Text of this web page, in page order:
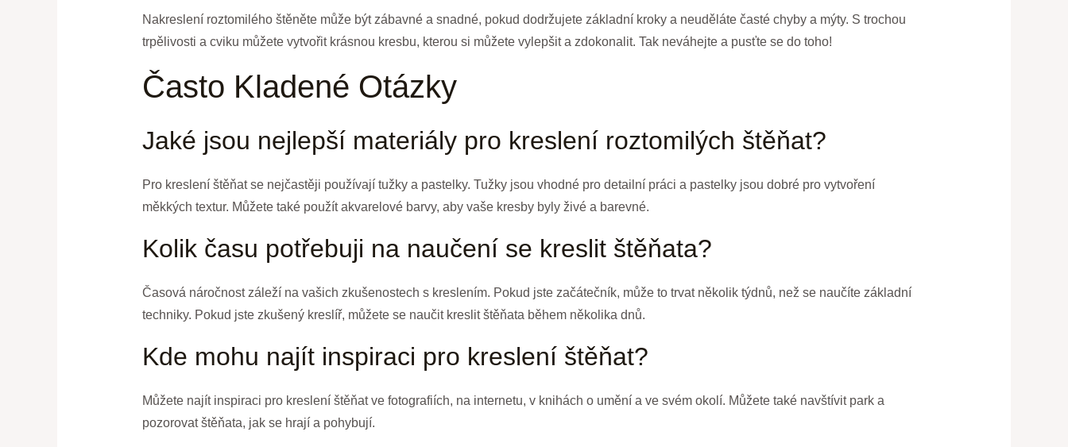
Nakreslení roztomilého štěněte může být zábavné a snadné, pokud dodržujete základní kroky a neuděláte časté chyby a mýty. S trochou
trpělivosti a cviku můžete vytvořit krásnou kresbu, kterou si můžete vylepšit a zdokonalit. Tak neváhejte a pusťte se do toho!
Často Kladené Otázky
Jaké jsou nejlepší materiály pro kreslení roztomilých štěňat?
Pro kreslení štěňat se nejčastěji používají tužky a pastelky. Tužky jsou vhodné pro detailní práci a pastelky jsou dobré pro vytvoření
měkkých textur. Můžete také použít akvarelové barvy, aby vaše kresby byly živé a barevné.
Kolik času potřebuji na naučení se kreslit štěňata?
Časová náročnost záleží na vašich zkušenostech s kreslením. Pokud jste začátečník, může to trvat několik týdnů, než se naučíte základní
techniky. Pokud jste zkušený kreslíř, můžete se naučit kreslit štěňata během několika dnů.
Kde mohu najít inspiraci pro kreslení štěňat?
Můžete najít inspiraci pro kreslení štěňat ve fotografiích, na internetu, v knihách o umění a ve svém okolí. Můžete také navštívit park a
pozorovat štěňata, jak se hrají a pohybují.